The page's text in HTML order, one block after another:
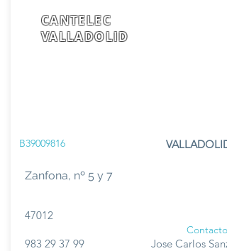
CANTELEC
VALLADOLID
B39009816 VALLADOLID
Zanfona, nº 5 y 7
47012
Contacto
983 29 37 99
Jose Carlos Sanz